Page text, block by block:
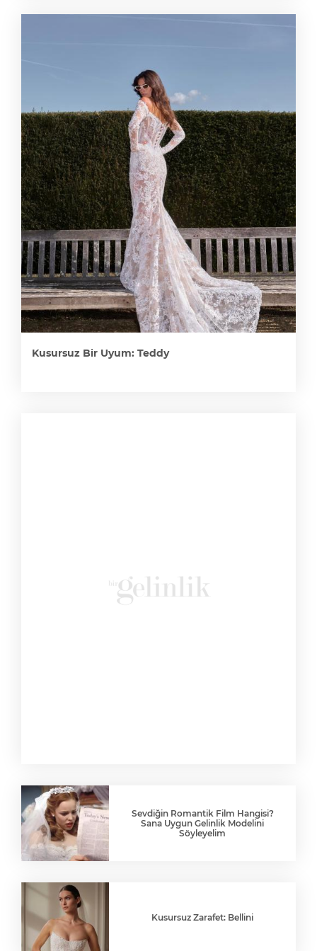
Kusursuz Bir Uyum: Teddy
Sevdiğin Romantik Film Hangisi?
Sana Uygun Gelinlik Modelini
Söyleyelim
Kusursuz Zarafet: Bellini